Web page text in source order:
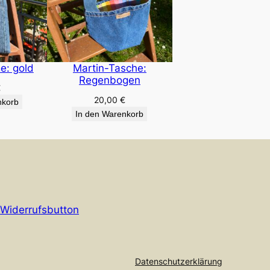
gold
Martin-Tasche:
Regenbogen
20,00 €
In den Warenkorb
Widerrufsbutton
Datenschutzerklärung